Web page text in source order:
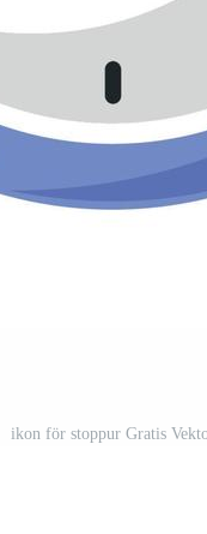
ikon för stoppur Gratis